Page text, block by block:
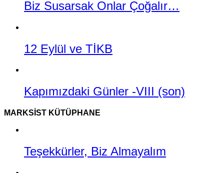
Biz Susarsak Onlar Çoğalır…
12 Eylül ve TİKB
Kapımızdaki Günler -VIII (son)
MARKSIST KÜTÜPHANE
Teşekkürler, Biz Almayalım